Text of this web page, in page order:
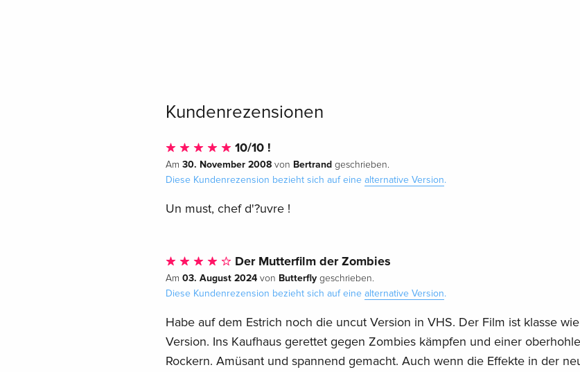
Kundenrezensionen
10/10 !
Am 30. November 2008von Bertrand geschrieben.
Diese Kundenrezension bezieht sich auf eine alternative Version.
Un must, chef d'?uvre !
Der Mutterfilm der Zombies
Am 03. August 2024von Butterflygeschrieben.
Diese Kundenrezension bezieht sich auf eine alternative Version.
Habe auf dem Estrich noch die uncut Version in VHS. Der Film ist klasse
Version. Ins Kaufhaus gerettet gegen Zombies kämpfen und einer
Rockern. Amüsant und spannend gemacht. Auch wenn die Effekte in der